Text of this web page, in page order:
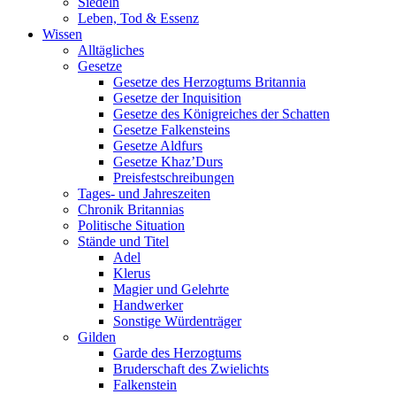
Leben, Tod & Essenz
Wissen
Alltägliches
Gesetze
Gesetze des Herzogtums Britannia
Gesetze der Inquisition
Gesetze des Königreiches der Schatten
Gesetze Falkensteins
Gesetze Aldfurs
Gesetze Khaz’Durs
Preisfestschreibungen
Tages- und Jahreszeiten
Chronik Britannias
Politische Situation
Stände und Titel
Adel
Klerus
Magier und Gelehrte
Handwerker
Sonstige Würdenträger
Gilden
Garde des Herzogtums
Bruderschaft des Zwielichts
Falkenstein